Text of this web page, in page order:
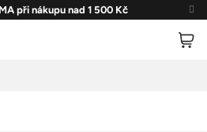
při nákupu nad 1 500 Kč